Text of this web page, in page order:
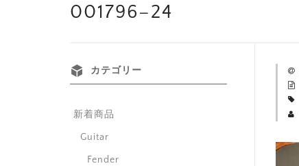
001796–24
カテゴリー
新着商品
Guitar
Fender